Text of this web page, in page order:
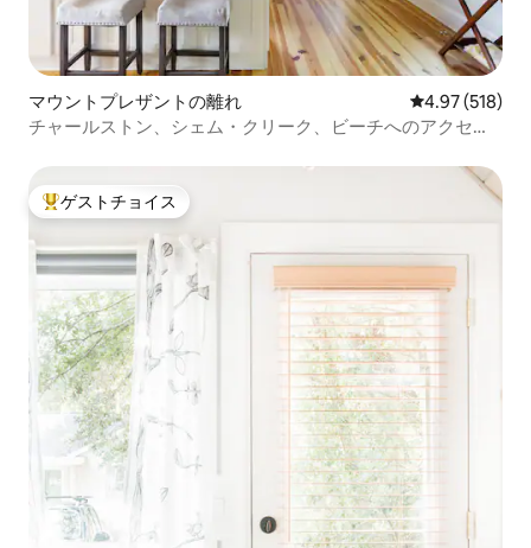
マウントプレザントの離れ レビュー518
4.97 (518)
チャールストン、シェム・クリーク、ビーチへのアクセス
大好評のゲストチョイスです。
ゲストチョイス